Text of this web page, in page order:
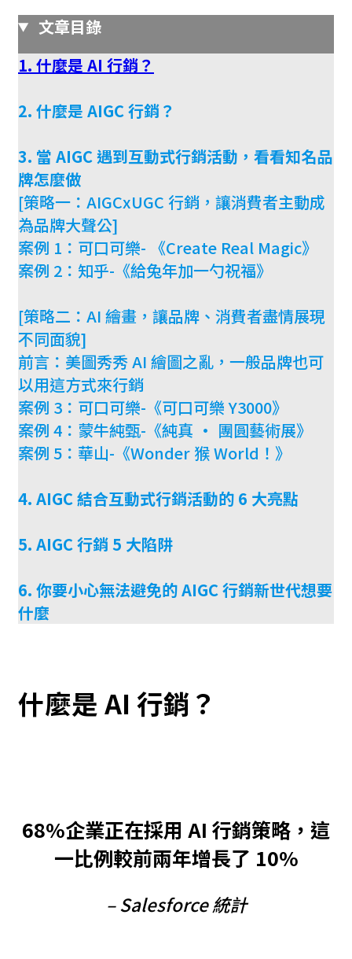
文章目錄
1. 什麼是 AI 行銷？
2. 什麼是 AIGC 行銷？
3. 當 AIGC 遇到互動式行銷活動，看看知名品
牌怎麼做
[策略一：AIGCxUGC 行銷，讓消費者主動成
為品牌大聲公]
案例 1：可口可樂- 《Create Real Magic》
案例 2：知乎-《給兔年加一勺祝福》
[策略二：AI 繪畫，讓品牌、消費者盡情展現
不同面貌]
前言：美圖秀秀 AI 繪圖之亂，一般品牌也可
以用這方式來行銷
案例 3：可口可樂-《可口可樂 Y3000》
案例 4：蒙牛純甄-《純真 · 團圓藝術展》
案例 5：華山-《Wonder 猴 World！》
4. AIGC 結合互動式行銷活動的 6 大亮點
5. AIGC 行銷 5 大陷阱
6. 你要小心無法避免的 AIGC 行銷新世代想要
什麼
什麼是 AI 行銷？
68%企業正在採用 AI 行銷策略，這
一比例較前兩年增長了 10%
– Salesforce 統計